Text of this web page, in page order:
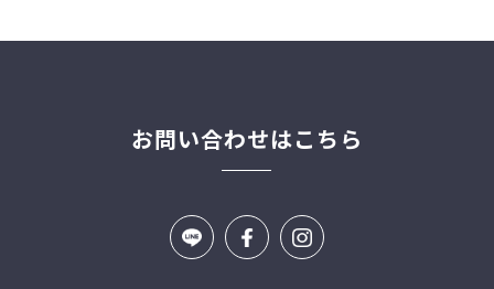
お問い合わせはこちら